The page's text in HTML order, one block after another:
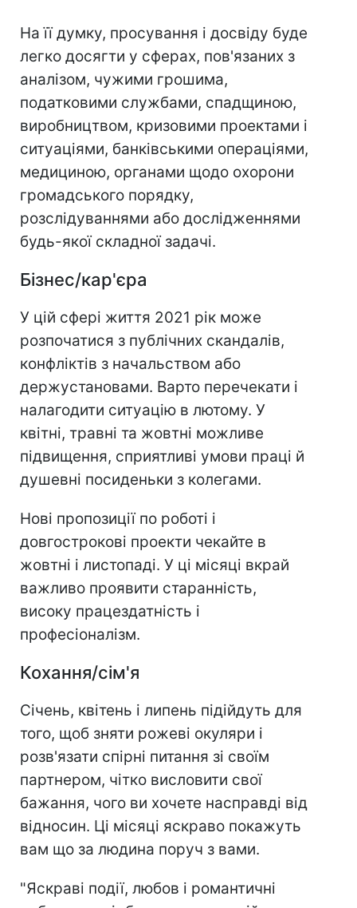
На її думку, просування і досвіду буде
легко досягти у сферах, пов'язаних з
аналізом, чужими грошима,
податковими службами, спадщиною,
виробництвом, кризовими проектами і
ситуаціями, банківськими операціями,
медициною, органами щодо охорони
громадського порядку,
розслідуваннями або дослідженнями
будь-якої складної задачі.
Бізнес/кар'єра
У цій сфері життя 2021 рік може
розпочатися з публічних скандалів,
конфліктів з начальством або
держустановами. Варто перечекати і
налагодити ситуацію в лютому. У
квітні, травні та жовтні можливе
підвищення, сприятливі умови праці й
душевні посиденьки з колегами.
Нові пропозиції по роботі і
довгострокові проекти чекайте в
жовтні і листопаді. У ці місяці вкрай
важливо проявити старанність,
високу працездатність і
професіоналізм.
Кохання/сім'я
Січень, квітень і липень підійдуть для
того, щоб зняти рожеві окуляри і
розв'язати спірні питання зі своїм
партнером, чітко висловити свої
бажання, чого ви хочете насправді від
відносин. Ці місяці яскраво покажуть
вам що за людина поруч з вами.
"Яскраві події, любов і романтичні